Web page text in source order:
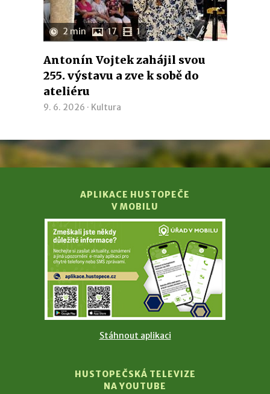
2 min 17 1
Antonín Vojtek zahájil svou
255. výstavu a zve k sobě do
ateliéru
9. 6. 2026 · Kultura
APLIKACE HUSTOPEČE
V MOBILU
Stáhnout aplikaci
HUSTOPEČSKÁ TELEVIZE
NA YOUTUBE